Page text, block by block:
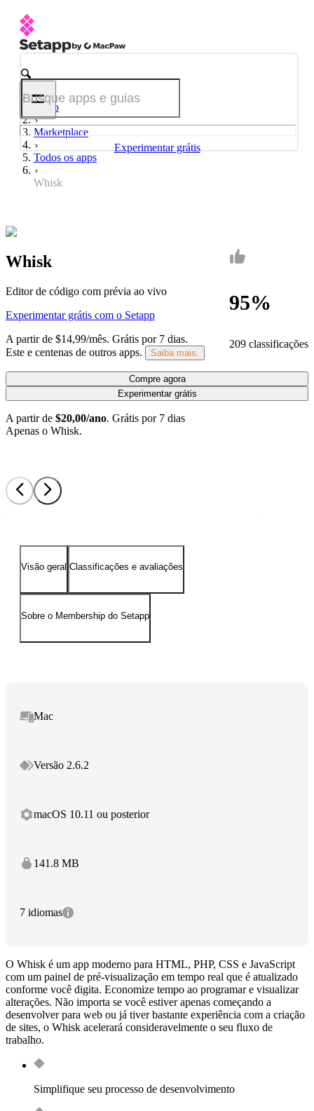
Experimentar grátis
Início
Marketplace
Todos os apps
Whisk
95%
209 classificações
Whisk
Editor de código com prévia ao vivo
Experimentar grátis com o Setapp
A partir de $14,99/mês. Grátis por 7 dias.
Este e centenas de outros apps.
Saiba mais.
Compre agora
Experimentar grátis
A partir de $20,00/ano. Grátis por 7 dias
Apenas o Whisk.
Visão geral Classificações e avaliações
Sobre o Membership do Setapp
Mac
Versão 2.6.2
macOS 10.11 ou posterior
141.8 MB
7 idiomas
O Whisk é um app moderno para HTML, PHP, CSS e JavaScript
com um painel de pré-visualização em tempo real que é atualizado
conforme você digita. Economize tempo ao programar e visualizar
alterações. Não importa se você estiver apenas começando a
desenvolver para web ou já tiver bastante experiência com a criação
de sites, o Whisk acelerará consideravelmente o seu fluxo de
trabalho.
Simplifique seu processo de desenvolvimento